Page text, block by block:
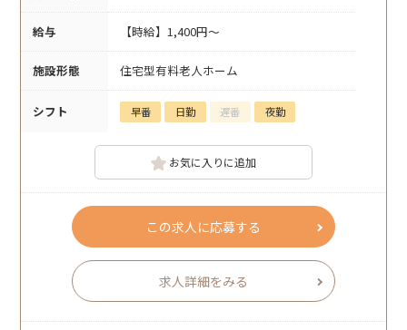
給与 【時給】1,400円～
施設形態 住宅型有料老人ホーム
シフト 早番 日勤 遅番 夜勤
お気に入りに追加
この求人に応募する
求人詳細をみる